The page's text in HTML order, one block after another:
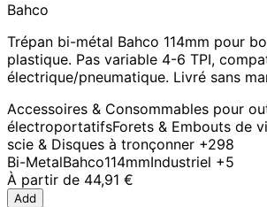
Bahco
Trépan bi-métal Bahco 114mm pour
plastique. Pas variable 4-6 TPI,
électrique/pneumatique. Livré sans
Accessoires & Consommables pour
électroportatifsForets & Embouts de
scie & Disques à tronçonner +298
Bi-MetalBahco114mmIndustriel +5
À partir de 44,91 €
Add